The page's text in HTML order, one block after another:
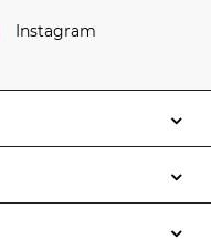
Instagram